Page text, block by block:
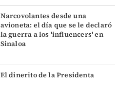
Narcovolantes desde una
avioneta: el día que se le declaró
la guerra a los 'influencers' en
Sinaloa
El dinerito de la Presidenta